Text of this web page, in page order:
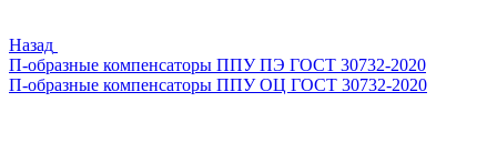
Назад
П-образные компенсаторы ППУ ПЭ ГОСТ 30732-2020
П-образные компенсаторы ППУ ОЦ ГОСТ 30732-2020